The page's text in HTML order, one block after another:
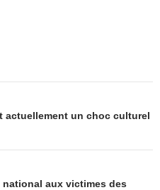
actuellement un choc culturel
national aux victimes des